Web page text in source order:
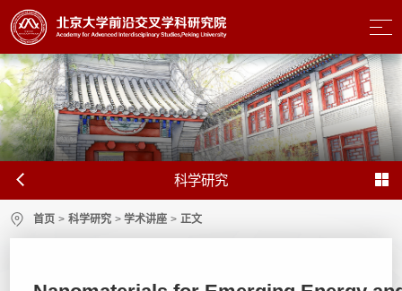
科学研究
首页 > 科学研究 > 学术讲座 > 正文